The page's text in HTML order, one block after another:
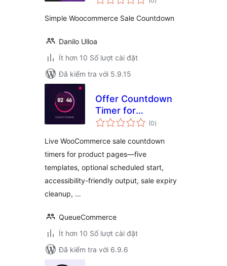
đánh
Simple Woocommerce Sale Countdown
Danilo Ulloa
Ít hơn 10 Số lượt cài đặt
Đã kiểm tra với 5.9.15
Offer Countdown
Timer for
WooCommerce
(0tổng
đánh
)
Live WooCommerce sale countdown
timers for product pages—five
templates, optional scheduled start,
accessibility-friendly output, sale expiry
cleanup, …
QueueCommerce
Ít hơn 10 Số lượt cài đặt
Đã kiểm tra với 6.9.6